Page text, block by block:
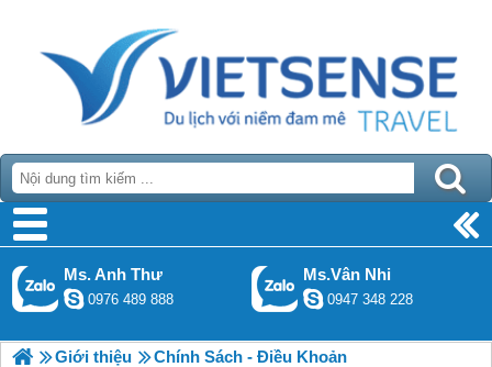
Ms. Anh Thư
0976 489 888
Ms.Vân Nhi
0947 348 228
Giới thiệu
Chính Sách - Điều Khoản